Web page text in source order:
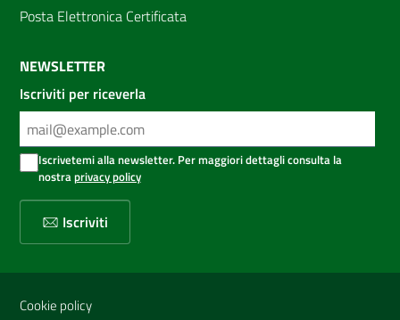
Posta Elettronica Certificata
NEWSLETTER
Iscriviti per riceverla
Iscrivetemi alla newsletter. Per maggiori dettagli consulta la
nostraprivacy policy
Iscriviti
Sezione Link Utili
Cookie policy